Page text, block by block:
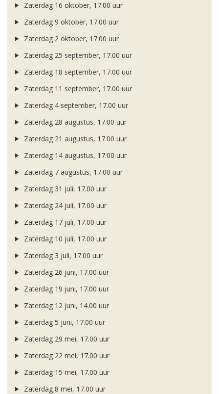
Zaterdag 16 oktober, 17.00 uur
Zaterdag 9 oktober, 17.00 uur
Zaterdag 2 oktober, 17.00 uur
Zaterdag 25 september, 17.00 uur
Zaterdag 18 september, 17.00 uur
Zaterdag 11 september, 17.00 uur
Zaterdag 4 september, 17.00 uur
Zaterdag 28 augustus, 17.00 uur
Zaterdag 21 augustus, 17.00 uur
Zaterdag 14 augustus, 17.00 uur
Zaterdag 7 augustus, 17.00 uur
Zaterdag 31 juli, 17.00 uur
Zaterdag 24 juli, 17.00 uur
Zaterdag 17 juli, 17.00 uur
Zaterdag 10 juli, 17.00 uur
Zaterdag 3 juli, 17.00 uur
Zaterdag 26 juni, 17.00 uur
Zaterdag 19 juni, 17.00 uur
Zaterdag 12 juni, 14.00 uur
Zaterdag 5 juni, 17.00 uur
Zaterdag 29 mei, 17.00 uur
Zaterdag 22 mei, 17.00 uur
Zaterdag 15 mei, 17.00 uur
Zaterdag 8 mei, 17.00 uur